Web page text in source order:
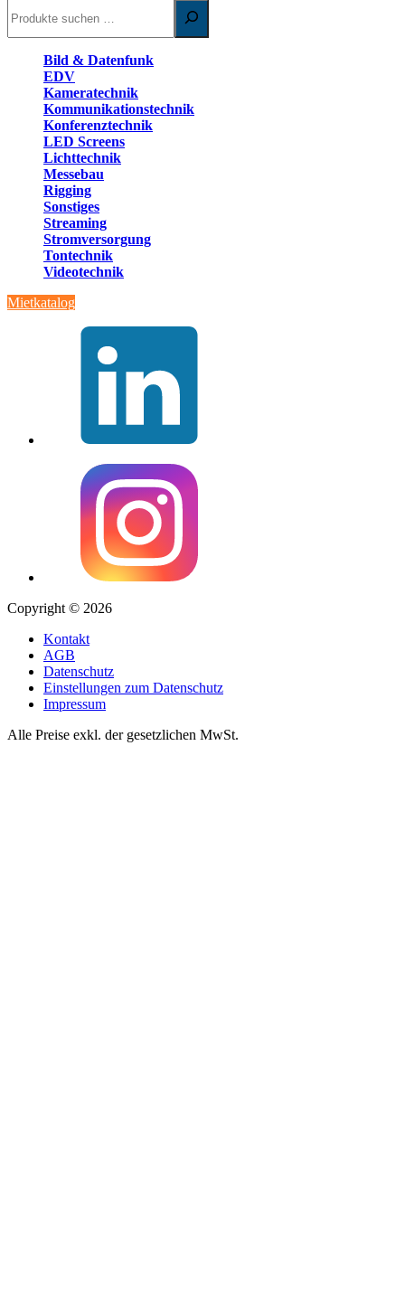
Bild & Datenfunk
EDV
Kameratechnik
Kommunikationstechnik
Konferenztechnik
LED Screens
Lichttechnik
Messebau
Rigging
Sonstiges
Streaming
Stromversorgung
Tontechnik
Videotechnik
Mietkatalog
Copyright © 2026
Kontakt
AGB
Datenschutz
Einstellungen zum Datenschutz
Impressum
Alle Preise exkl. der gesetzlichen MwSt.